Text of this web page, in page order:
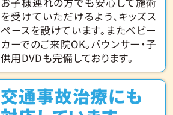
を受けていただけるよう、キッズス
ペースを設けています。またベビー
カーでのご来院OK。バウンサー・子
供用DVDも完備しております。
交通事故治療にも